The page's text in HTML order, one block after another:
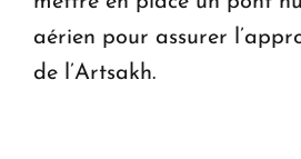
aérien pour assurer
de l’Artsakh.